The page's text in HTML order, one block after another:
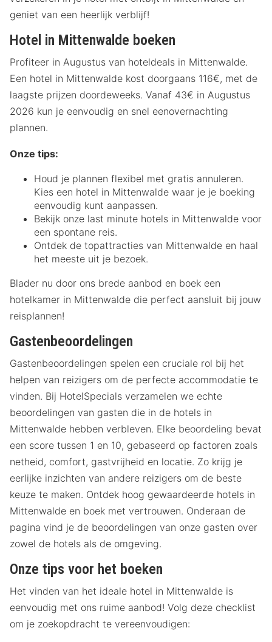
geniet van een heerlijk verblijf!
Hotel in Mittenwalde boeken
Profiteer in Augustus van hoteldeals in Mittenwalde.
Een hotel in Mittenwalde kost doorgaans 116€, met de
laagste prijzen doordeweeks. Vanaf 43€ in Augustus
2026 kun je eenvoudig en snel eenovernachting
plannen.
Onze tips:
Houd je plannen flexibel met gratis annuleren.
Kies een hotel in Mittenwalde waar je je boeking
eenvoudig kunt aanpassen.
Bekijk onze last minute hotels in Mittenwalde voor
een spontane reis.
Ontdek de topattracties van Mittenwalde en haal
het meeste uit je bezoek.
Blader nu door ons brede aanbod en boek een
hotelkamer in Mittenwalde die perfect aansluit bij jouw
reisplannen!
Gastenbeoordelingen
Gastenbeoordelingen spelen een cruciale rol bij het
helpen van reizigers om de perfecte accommodatie te
vinden. Bij HotelSpecials verzamelen we echte
beoordelingen van gasten die in de hotels in
Mittenwalde hebben verbleven. Elke beoordeling bevat
een score tussen 1 en 10, gebaseerd op factoren zoals
netheid, comfort, gastvrijheid en locatie. Zo krijg je
eerlijke inzichten van andere reizigers om de beste
keuze te maken. Ontdek hoog gewaardeerde hotels in
Mittenwalde en boek met vertrouwen. Onderaan de
pagina vind je de beoordelingen van onze gasten over
zowel de hotels als de omgeving.
Onze tips voor het boeken
Het vinden van het ideale hotel in Mittenwalde is
eenvoudig met ons ruime aanbod! Volg deze checklist
om je zoekopdracht te vereenvoudigen: